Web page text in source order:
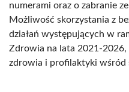
numerami oraz o zabranie
Możliwość skorzystania z
działań występujących w
Zdrowia na lata 2021-
zdrowia i profilaktyki wśród